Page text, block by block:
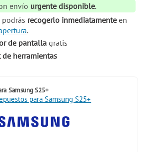
envío urgente disponible.
podrás recogerlo inmediatamenteen
.
de pantallagratis
de herramientas
Samsung S25+
para Samsung S25+